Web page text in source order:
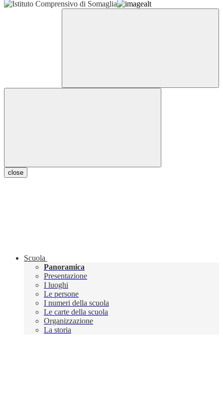
close
Scuola
Panoramica
Presentazione
I luoghi
Le persone
I numeri della scuola
Le carte della scuola
Organizzazione
La storia